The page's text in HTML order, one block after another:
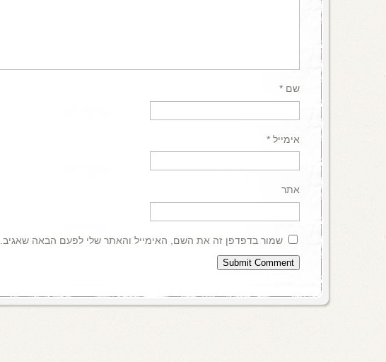
שם *
אימייל *
אתר
שמור בדפדפן זה את השם, האימייל והאתר שלי לפעם הבאה שאגיב.